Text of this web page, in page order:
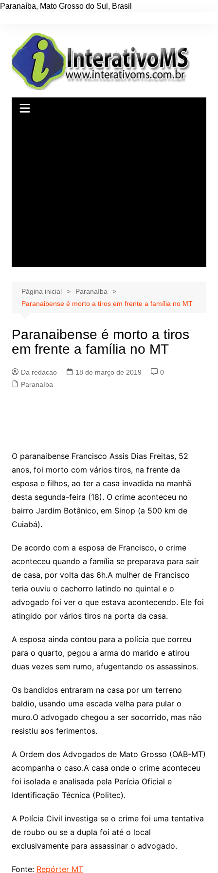
Paranaíba, Mato Grosso do Sul , Brasil
conteúdo
Página inicial
Paranaíba
Paranaibense é morto a tiros em frente a família no MT
Paranaibense é morto a tiros
em frente a família no MT
Da redacao 18 de março de 2019
0
Paranaíba
O paranaibense Francisco Assis Dias Freitas, 52
anos, foi morto com vários tiros, na frente da
esposa e filhos, ao ter a casa invadida na manhã
desta segunda-feira (18). O crime aconteceu no
bairro Jardim Botânico, em Sinop (a 500 km de
Cuiabá).
De acordo com a esposa de Francisco, o crime
aconteceu quando a família se preparava para sair
de casa, por volta das 6h.A mulher de Francisco
teria ouviu o cachorro latindo no quintal e o
advogado foi ver o que estava acontecendo. Ele foi
atingido por vários tiros na porta da casa.
A esposa ainda contou para a polícia que correu
para o quarto, pegou a arma do marido e atirou
duas vezes sem rumo, afugentando os assassinos.
Os bandidos entraram na casa por um terreno
baldio, usando uma escada velha para pular o
muro.O advogado chegou a ser socorrido, mas não
resistiu aos ferimentos.
A Ordem dos Advogados de Mato Grosso (OAB-MT)
acompanha o caso.A casa onde o crime aconteceu
foi isolada e analisada pela Perícia Oficial e
Identificação Técnica (Politec).
A Polícia Civil investiga se o crime foi uma tentativa
de roubo ou se a dupla foi até o local
exclusivamente para assassinar o advogado.
Fonte: Repórter MT